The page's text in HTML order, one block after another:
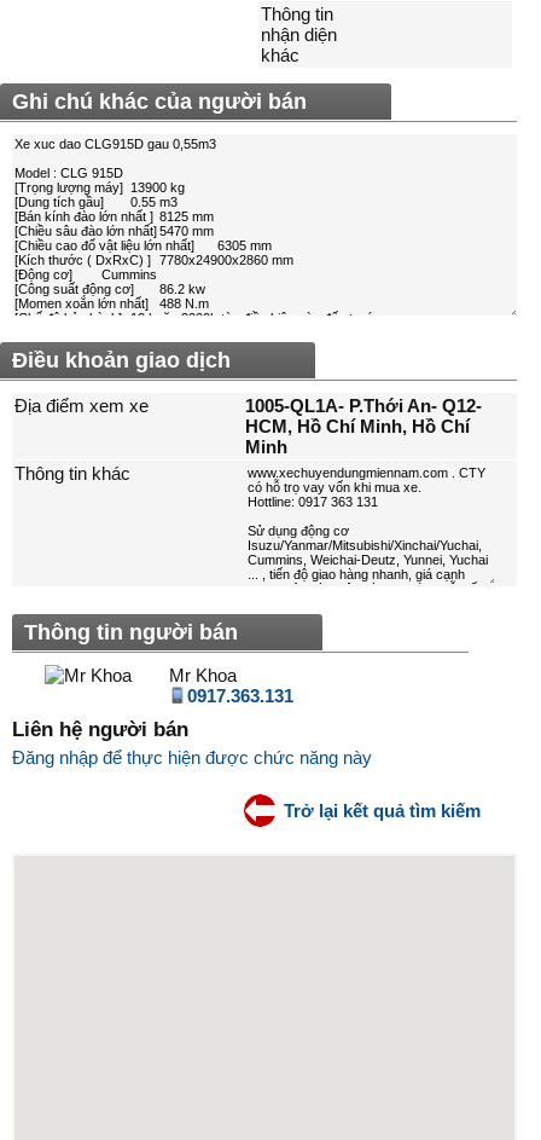
Thông tin
nhận diện
khác
Ghi chú khác của người bán
Điều khoản giao dịch
Địa điểm xem xe
1005-QL1A- P.Thới An- Q12-
HCM, Hồ Chí Minh, Hồ Chí
Minh
Thông tin khác
Thông tin người bán
Mr Khoa
0917.363.131
Liên hệ người bán
Đăng nhập để thực hiện được chức năng này
Trở lại kết quả tìm kiếm